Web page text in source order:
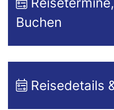
Buchen
Reisedetails